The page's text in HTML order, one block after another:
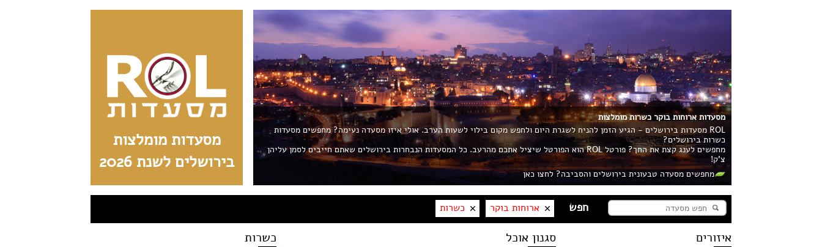
מסעדות מומלצות
בירושלים לשנת 2026
מסעדות ארוחות בוקר כשרות מומלצות
ROL מסעדות בירושלים - הגיע הזמן להניח לשגרת היום ולחפש מקום בילוי לשעות הערב. אולי איזו מסעדה נעימה? מחפשים מסעדות
כשרות בירושלים?
מחפשים לענג קצת את החך? פורטל ROL הוא הפורטל שיציל אתכם מהרעב. כל המסעדות הנבחרות בירושלים שאתם חייבים לסמן עליהן
צ'ק!
מחפשים מסעדה טבעונית בירושלים והסביבה? לחצו כאן
ארוחות בוקר כשרות
איזורים סגנון אוכל כשרות